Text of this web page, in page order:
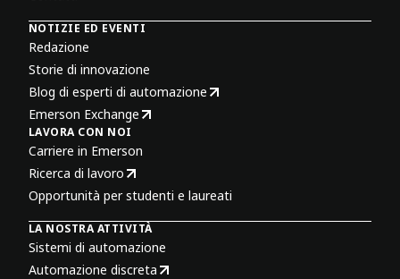
NOTIZIE ED EVENTI
Redazione
Storie di innovazione
Blog di esperti di automazione
Emerson Exchange
LAVORA CON NOI
Carriere in Emerson
Ricerca di lavoro
Opportunità per studenti e laureati
LA NOSTRA ATTIVITÀ
Sistemi di automazione
Automazione discreta